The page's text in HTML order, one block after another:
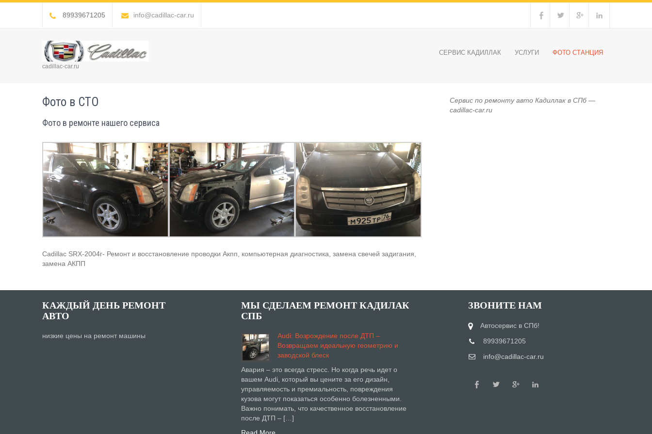
89939671205 info@cadillac-car.ru
cadillac-car.ru
СЕРВИС КАДИЛЛАК УСЛУГИ ФОТО СТАНЦИЯ
Фото в СТО
Фото в ремонте нашего сервиса
Cadillac SRX-2004г- Ремонт и восстановление проводки Акпп, компьютерная диагностика, замена свечей задигания,
замена АКПП
Сервис по ремонту авто Кадиллак в СПб —
cadillac-car.ru
КАЖДЫЙ ДЕНЬ РЕМОНТ
АВТО
низкие цены на ремонт машины
МЫ СДЕЛАЕМ РЕМОНТ КАДИЛАК
СПБ
Audi: Возрождение после ДТП –
Возвращаем идеальную геометрию и
заводской блеск
Авария – это всегда стресс. Но когда речь идет о
вашем Audi, который вы цените за его дизайн,
управляемость и премиальность, повреждения
кузова могут показаться особенно болезненными.
Важно понимать, что качественное восстановление
после ДТП – […]
ЗВОНИТЕ НАМ
Автосервис в СПб!
89939671205
info@cadillac-car.ru